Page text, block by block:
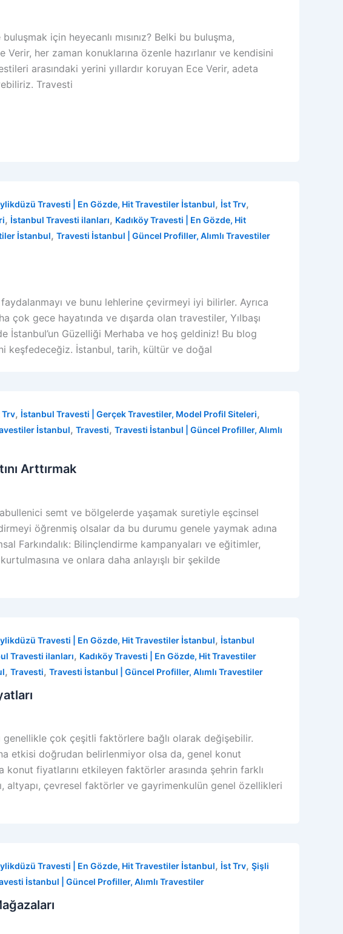
için heyecanlı mısınız? Belki bu buluşma,
Verir, her zaman konuklarına özenle hazırlanır ve kendisini
arasındaki yerini yıllardır koruyan Ece Verir, adeta
Travesti
Travesti | En Gözde, Hit Travestiler İstanbul, İst Trv,
, İstanbul Travesti ilanları, Kadıköy Travesti | En Gözde, Hit
İstanbul, Travesti İstanbul | Güncel Profiller, Alımlı Travestiler
ve bunu lehlerine çevirmeyi iyi bilirler. Ayrıca
çok gece hayatında ve dışarda olan travestiler, Yılbaşı
İstanbul’un Güzelliği Merhaba ve hoş geldiniz! Bu blog
keşfedeceğiz. İstanbul, tarih, kültür ve doğal
Trv, İstanbul Travesti | Gerçek Travestiler, Model Profil Siteleri,
İstanbul, Travesti, Travesti İstanbul | Güncel Profiller, Alımlı
Arttırmak
semt ve bölgelerde yaşamak suretiyle eşcinsel
öğrenmiş olsalar da bu durumu genele yaymak adına
Farkındalık: Bilinçlendirme kampanyaları ve eğitimler,
ve onlara daha anlayışlı bir şekilde
Travesti | En Gözde, Hit Travestiler İstanbul, İstanbul
Travesti ilanları, Kadıköy Travesti | En Gözde, Hit Travestiler
, Travesti, Travesti İstanbul | Güncel Profiller, Alımlı Travestiler
çok çeşitli faktörlere bağlı olarak değişebilir.
etkisi doğrudan belirlenmiyor olsa da, genel konut
konut fiyatlarını etkileyen faktörler arasında şehrin farklı
altyapı, çevresel faktörler ve gayrimenkulün genel özellikleri
Travesti | En Gözde, Hit Travestiler İstanbul, İst Trv, Şişli
İstanbul | Güncel Profiller, Alımlı Travestiler